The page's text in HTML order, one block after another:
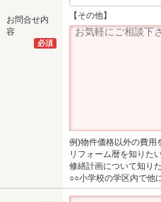
お問合せ内
容
必須
【その他】
例)物件価格以外の費用
リフォーム暦を知りた
修繕計画について知り
○○小学校の学区内で他